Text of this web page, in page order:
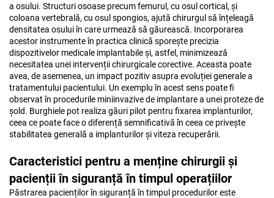
a osului. Structuri osoase precum femurul, cu osul cortical, și
coloana vertebrală, cu osul spongios, ajută chirurgul să înțeleagă
densitatea osului în care urmează să găurească. Incorporarea
acestor instrumente în practica clinică sporește precizia
dispozitivelor medicale implantabile și, astfel, minimizează
necesitatea unei intervenții chirurgicale corective. Aceasta poate
avea, de asemenea, un impact pozitiv asupra evoluției generale a
tratamentului pacientului. Un exemplu în acest sens poate fi
observat în procedurile miniinvazive de implantare a unei proteze de
șold. Burghiele pot realiza găuri pilot pentru fixarea implanturilor,
ceea ce poate face o diferență semnificativă în ceea ce privește
stabilitatea generală a implanturilor și viteza recuperării.
Caracteristici pentru a menține chirurgii și
pacienții în siguranță în timpul operațiilor
Păstrarea pacienților în siguranță în timpul procedurilor este